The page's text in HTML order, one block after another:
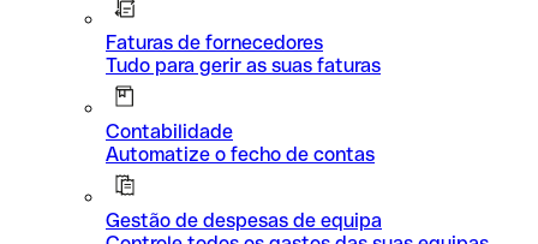
Faturas de fornecedores
Tudo para gerir as suas faturas
Contabilidade
Automatize o fecho de contas
Gestão de despesas de equipa